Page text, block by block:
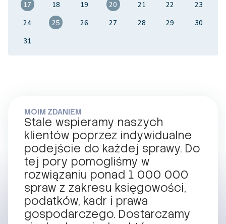
17
18 19 20 21 22
23
24
25 26 27 28 29
30
31
MOIM ZDANIEM
Stale wspieramy naszych
klientów poprzez indywidualne
podejście do każdej sprawy. Do
tej pory pomogliśmy w
rozwiązaniu ponad 1 000 000
spraw z zakresu księgowości,
podatków, kadr i prawa
gospodarczego. Dostarczamy